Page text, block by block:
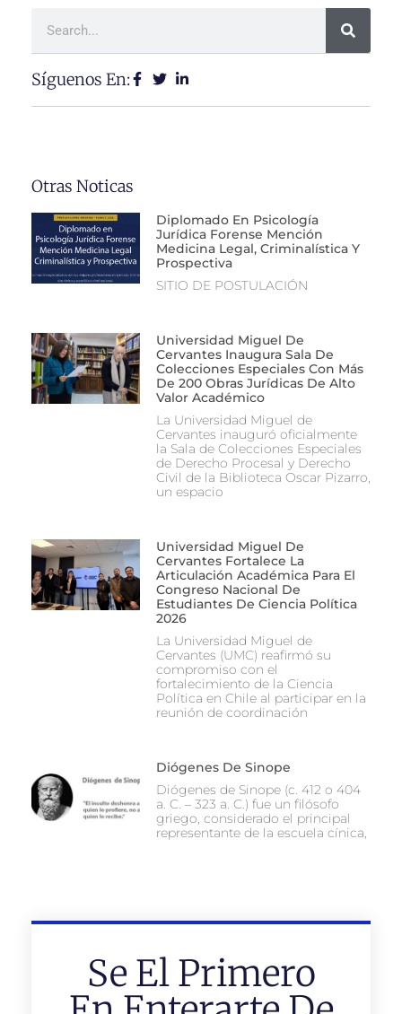
Síguenos En:
Otras Noticas
Diplomado En Psicología
Jurídica Forense Mención
Medicina Legal, Criminalística Y
Prospectiva
SITIO DE POSTULACIÓN
Universidad Miguel De
Cervantes Inaugura Sala De
Colecciones Especiales Con Más
De 200 Obras Jurídicas De Alto
Valor Académico
La Universidad Miguel de
Cervantes inauguró oficialmente
la Sala de Colecciones Especiales
de Derecho Procesal y Derecho
Civil de la Biblioteca Oscar Pizarro,
un espacio
Universidad Miguel De
Cervantes Fortalece La
Articulación Académica Para El
Congreso Nacional De
Estudiantes De Ciencia Política
2026
La Universidad Miguel de
Cervantes (UMC) reafirmó su
compromiso con el
fortalecimiento de la Ciencia
Política en Chile al participar en la
reunión de coordinación
Diógenes De Sinope
Diógenes de Sinope (c. 412 o 404
a. C. – 323 a. C.) fue un filósofo
griego, considerado el principal
representante de la escuela cínica,
Se El Primero